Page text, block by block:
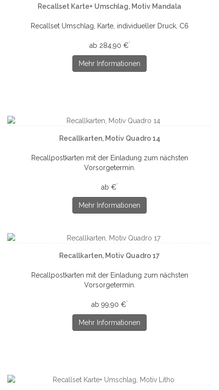
Recallset Karte+ Umschlag, Motiv Mandala
Recallset Umschlag, Karte, individueller Druck, C6
ab 284,90 €*
Mehr Informationen
Recallkarten, Motiv Quadro 14
Recallpostkarten mit der Einladung zum nächsten
Vorsorgetermin.
ab €*
Mehr Informationen
Recallkarten, Motiv Quadro 17
Recallpostkarten mit der Einladung zum nächsten
Vorsorgetermin.
ab 99,90 €*
Mehr Informationen